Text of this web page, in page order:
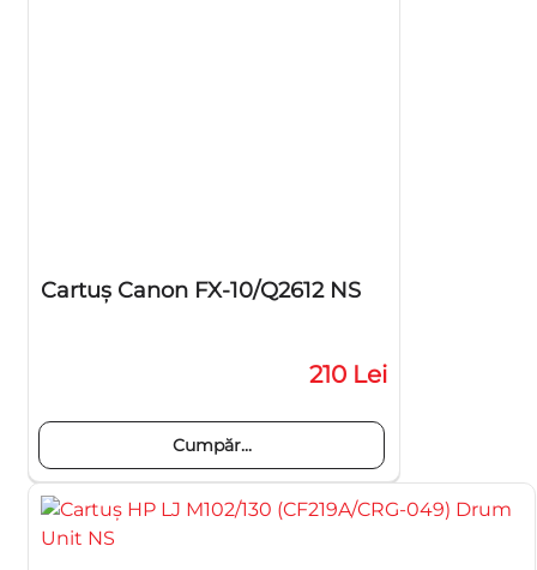
Cartuş Canon FX-10/Q2612 NS
210 Lei
Cumpăr...